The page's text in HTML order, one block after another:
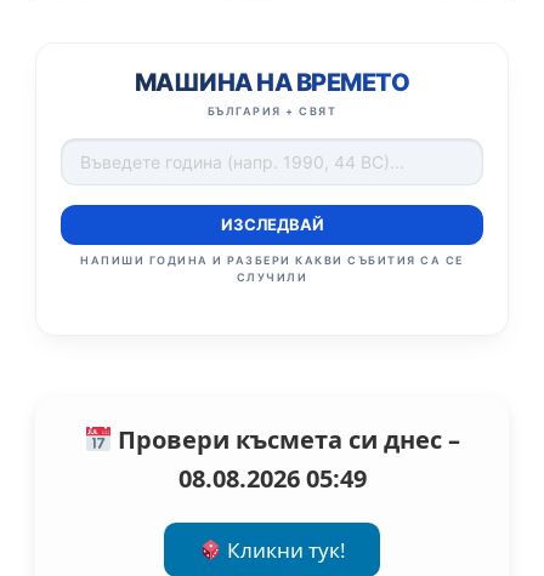
МАШИНА НА ВРЕМЕТО
БЪЛГАРИЯ + СВЯТ
ИЗСЛЕДВАЙ
НАПИШИ ГОДИНА И РАЗБЕРИ КАКВИ СЪБИТИЯ СА СЕ
СЛУЧИЛИ
Провери късмета си днес –
08.08.2026 05:49
Кликни тук!